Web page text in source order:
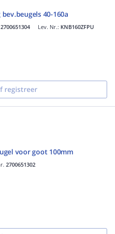
40-160a
2700651304 Lev. Nr.: KNB160ZFPU
registreer
voor goot 100mm
2700651302